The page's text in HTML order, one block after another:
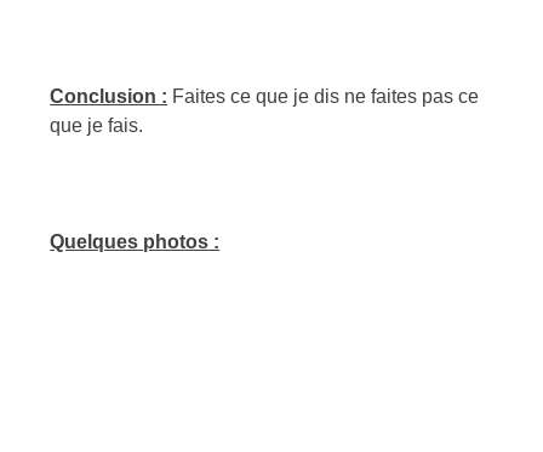
Conclusion : Faites ce que je dis ne faites pas ce
que je fais.
Quelques photos :